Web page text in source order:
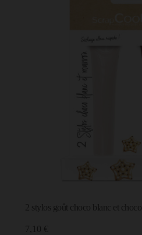
2 stylos goût choco blanc et choco
7,10 €